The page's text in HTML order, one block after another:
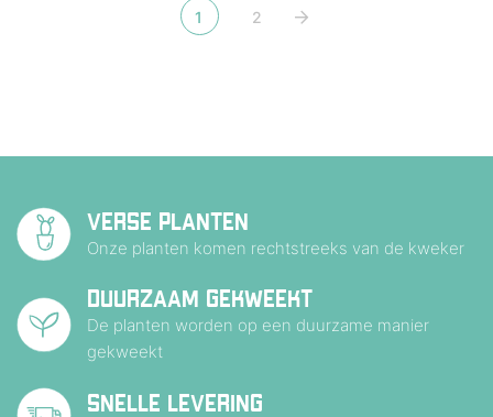
1 2
VERSE PLANTEN
Onze planten komen rechtstreeks van de kweker
DUURZAAM GEKWEEKT
De planten worden op een duurzame manier
gekweekt
SNELLE LEVERING